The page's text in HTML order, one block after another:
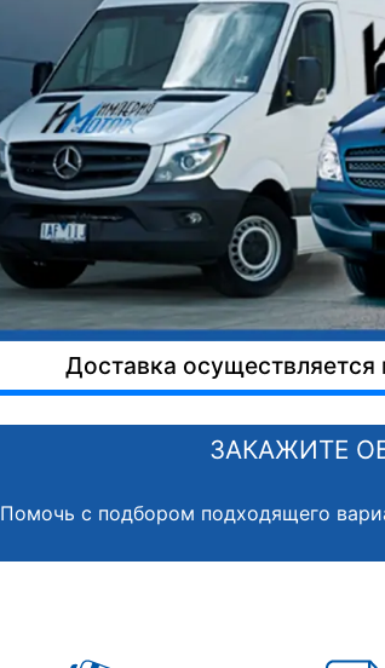
Доставка
ЗАКАЖИТЕ
Помочь с подбором подходящего